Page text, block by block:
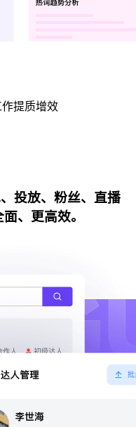
作提质增效
投放、粉丝、直播
、更高效。